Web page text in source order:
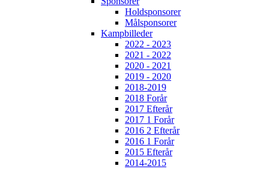
Holdsponsorer
Målsponsorer
Kampbilleder
2022 - 2023
2021 - 2022
2020 - 2021
2019 - 2020
2018-2019
2018 Forår
2017 Efterår
2017 1 Forår
2016 2 Efterår
2016 1 Forår
2015 Efterår
2014-2015